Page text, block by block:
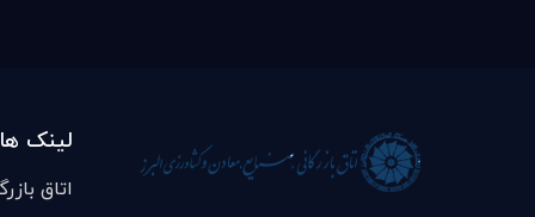
لینک
اتاق